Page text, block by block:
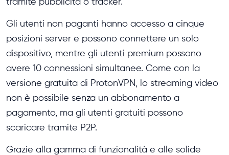
Gli utenti non paganti hanno accesso a cinque
posizioni server e possono connettere un solo
dispositivo, mentre gli utenti premium possono
avere 10 connessioni simultanee. Come con la
versione gratuita di ProtonVPN, lo streaming video
non è possibile senza un abbonamento a
pagamento, ma gli utenti gratuiti possono
scaricare tramite P2P.
Grazie alla gamma di funzionalità e alle solide